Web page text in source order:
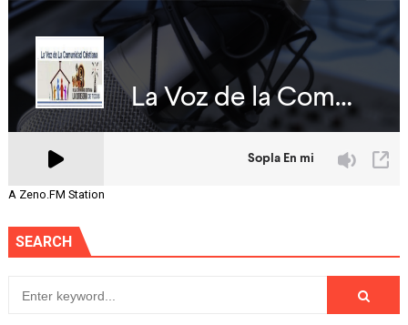
A Zeno.FM Station
SEARCH